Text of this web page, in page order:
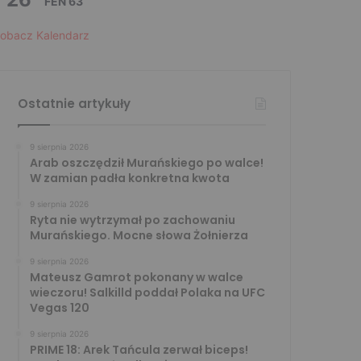
Kalendarz
Ostatnie artykuły
9 sierpnia 2026
Arab oszczędził Murańskiego po walce!
W zamian padła konkretna kwota
9 sierpnia 2026
Ryta nie wytrzymał po zachowaniu
Murańskiego. Mocne słowa Żołnierza
9 sierpnia 2026
Mateusz Gamrot pokonany w walce
wieczoru! Salkilld poddał Polaka na UFC
Vegas 120
9 sierpnia 2026
PRIME 18: Arek Tańcula zerwał biceps!